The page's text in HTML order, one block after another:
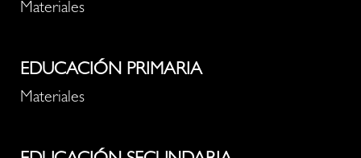
Materiales
EDUCACIÓN PRIMARIA
Materiales